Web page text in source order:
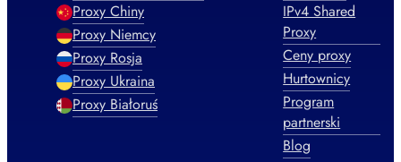
Proxy Chiny
Proxy Niemcy
Proxy Rosja
Proxy Ukraina
Proxy Białoruś
IPv4 Shared
Proxy
Ceny proxy
Hurtownicy
Program
partnerski
Blog